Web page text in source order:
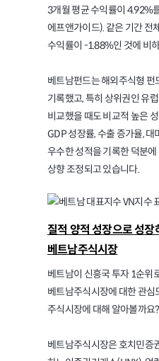
3개월 평균 수익률이 4.92%
에프앤가이드). 같은 기간 전
수익률이 -1.88%인 것에 비
베트남펀드는 해외주식형 펀
기록했고, 특히 상위권인 유
비교했을 때도 비교적 높은
GDP 성장률, 수출 증가율, 대
우수한 성적을 기록한 덕분
상향 조정되고 있습니다.
질적 양적 성장으로 성장
베트남주식시장
베트남이 신흥국 투자 1순위
베트남주식시장에 대한 관심
주식시장에 대해 알아볼까요?
베트남주식시장은 호치민증